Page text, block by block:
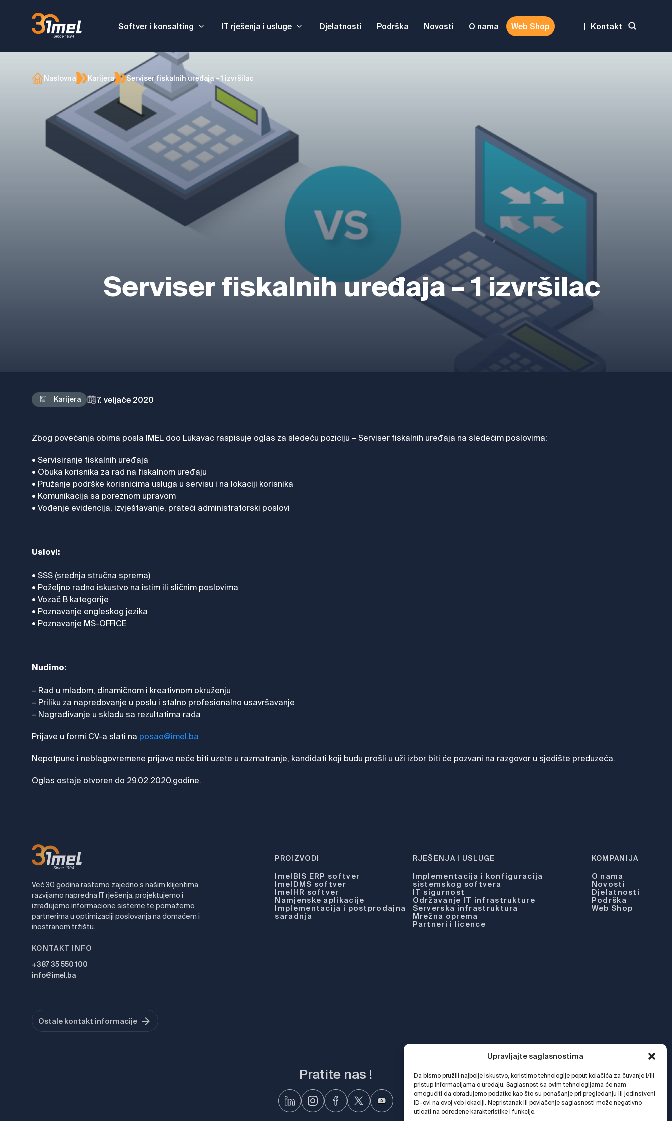
Upravljajte saglasnostima
Da bismo pružili najbolje iskustvo, koristimo tehnologije poput kolačića za čuvanje i/ili
pristup informacijama o uređaju. Saglasnost sa ovim tehnologijama će nam
omogućiti da obrađujemo podatke kao što su ponašanje pri pregledanju ili jedinstveni
ID-ovi na ovoj veb lokaciji. Nepristanak ili povlačenje saglasnosti može negativno
uticati na određene karakteristike i funkcije.
Softver i konsalting IT rješenja i usluge Djelatnosti Podrška Novosti O nama Web Shop | Kontakt
Naslovna Karijera Serviser fiskalnih uređaja – 1 izvršilac
Serviser fiskalnih uređaja – 1 izvršilac
Karijera 7. veljače 2020
Zbog povećanja obima posla IMEL doo Lukavac raspisuje oglas za sledeću poziciju – Serviser fiskalnih uređaja na sledećim poslovima:
• Servisiranje fiskalnih uređaja
• Obuka korisnika za rad na fiskalnom uređaju
• Pružanje podrške korisnicima usluga u servisu i na lokaciji korisnika
• Komunikacija sa poreznom upravom
• Vođenje evidencija, izvještavanje, prateći administratorski poslovi
Uslovi:
• SSS (srednja stručna sprema)
• Poželjno radno iskustvo na istim ili sličnim poslovima
• Vozač B kategorije
• Poznavanje engleskog jezika
• Poznavanje MS-OFFICE
Nudimo:
– Rad u mladom, dinamičnom i kreativnom okruženju
– Priliku za napredovanje u poslu i stalno profesionalno usavršavanje
– Nagrađivanje u skladu sa rezultatima rada
Prijave u formi CV-a slati na posao@imel.ba
Nepotpune i neblagovremene prijave neće biti uzete u razmatranje, kandidati koji budu prošli u uži izbor biti će pozvani na razgovor u sjedište preduzeća.
Oglas ostaje otvoren do 29.02.2020.godine.
Već 30 godina rastemo zajedno s našim klijentima,
razvijamo napredna IT rješenja, projektujemo i
izrađujemo informacione sisteme te pomažemo
partnerima u optimizaciji poslovanja na domaćem i
inostranom tržištu.
KONTAKT INFO
+387 35 550 100
info@imel.ba
Ostale kontakt informacije
PROIZVODI
ImelBIS ERP softver
ImelDMS softver
ImelHR softver
Namjenske aplikacije
Implementacija i postprodajna
saradnja
RJEŠENJA I USLUGE
Implementacija i konfiguracija
sistemskog softvera
IT sigurnost
Održavanje IT infrastrukture
Serverska infrastruktura
Mrežna oprema
Partneri i licence
KOMPANIJA
O nama
Novosti
Djelatnosti
Podrška
Web Shop
Pratite nas !